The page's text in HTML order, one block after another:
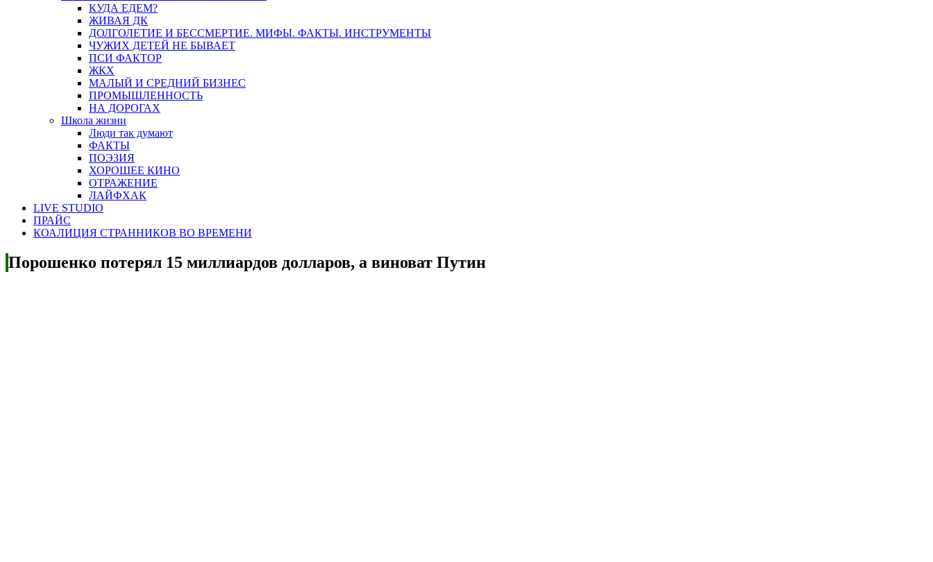
КУДА ЕДЕМ?
ЖИВАЯ ДК
ДОЛГОЛЕТИЕ И БЕССМЕРТИЕ. МИФЫ. ФАКТЫ. ИНСТРУМЕНТЫ
ЧУЖИХ ДЕТЕЙ НЕ БЫВАЕТ
ПСИ ФАКТОР
ЖКХ
МАЛЫЙ И СРЕДНИЙ БИЗНЕС
ПРОМЫШЛЕННОСТЬ
НА ДОРОГАХ
Школа жизни
Люди так думают
ФАКТЫ
ПОЭЗИЯ
ХОРОШЕЕ КИНО
ОТРАЖЕНИЕ
ЛАЙФХАК
LIVE STUDIO
ПРАЙС
КОАЛИЦИЯ СТРАННИКОВ ВО ВРЕМЕНИ
Порошенко потерял 15 миллиардов долларов, а виноват Путин